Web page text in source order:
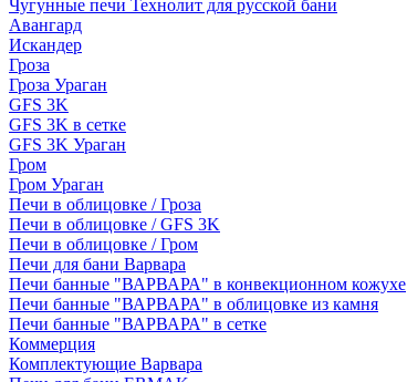
Чугунные печи Технолит для русской бани
Авангард
Искандер
Гроза
Гроза Ураган
GFS 3K
GFS 3K в сетке
GFS 3K Ураган
Гром
Гром Ураган
Печи в облицовке / Гроза
Печи в облицовке / GFS 3K
Печи в облицовке / Гром
Печи для бани Варвара
Печи банные "ВАРВАРА" в конвекционном кожухе
Печи банные "ВАРВАРА" в облицовке из камня
Печи банные "ВАРВАРА" в сетке
Коммерция
Комплектующие Варвара